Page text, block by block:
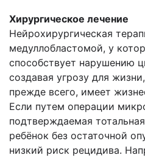
Хирургическое лечение
Нейрохирургическая
медуллобластомой, у
способствует нарушению
создавая угрозу для
прежде всего, имеет
Если путем операции
подтверждаемая
ребёнок без остаточной
низкий риск рецидива.